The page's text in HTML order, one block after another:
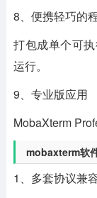
8、便携轻巧的
打包成单个可
运行。
9、专业版应用
MobaXterm
mobaxterm软
1、多套协议兼